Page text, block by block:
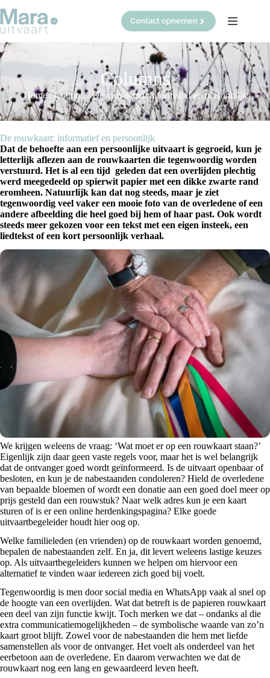
naar
de
inhoud
Contact opnemen
Columns
Home/Column/De rouwkaart: informatief en persoonlijk
De rouwkaart: informatief en persoonlijk
Dat de behoefte aan een persoonlijke uitvaart is gegroeid, kun je
letterlijk aflezen aan de rouwkaarten die tegenwoordig worden
verstuurd. Het is al een tijd geleden dat een overlijden plechtig
werd meegedeeld op spierwit papier met een dikke zwarte rand
eromheen. Natuurlijk kan dat nog steeds, maar je ziet
tegenwoordig veel vaker een mooie foto van de overledene of een
andere afbeelding die heel goed bij hem of haar past. Ook wordt
steeds meer gekozen voor een tekst met een eigen insteek, een
liedtekst of een kort persoonlijk verhaal.
We krijgen weleens de vraag: ‘Wat moet er op een rouwkaart staan?’
Eigenlijk zijn daar geen vaste regels voor, maar het is wel belangrijk
dat de ontvanger goed wordt geïnformeerd. Is de uitvaart openbaar of
besloten, en kun je de nabestaanden condoleren? Hield de overledene
van bepaalde bloemen of wordt een donatie aan een goed doel meer op
prijs gesteld dan een rouwstuk? Naar welk adres kun je een kaart
sturen of is er een online herdenkingspagina? Elke goede
uitvaartbegeleider houdt hier oog op.
Welke familieleden (en vrienden) op de rouwkaart worden genoemd,
bepalen de nabestaanden zelf. En ja, dit levert weleens lastige keuzes
op. Als uitvaartbegeleiders kunnen we helpen om hiervoor een
alternatief te vinden waar iedereen zich goed bij voelt.
Tegenwoordig is men door social media en WhatsApp vaak al snel op
de hoogte van een overlijden. Wat dat betreft is de papieren rouwkaart
een deel van zijn functie kwijt. Toch merken we dat – ondanks al die
extra communicatiemogelijkheden – de symbolische waarde van zo’n
kaart groot blijft. Zowel voor de nabestaanden die hem met liefde
samenstellen als voor de ontvanger. Het voelt als onderdeel van het
eerbetoon aan de overledene. En daarom verwachten we dat de
rouwkaart nog een lang en gewaardeerd leven heeft.